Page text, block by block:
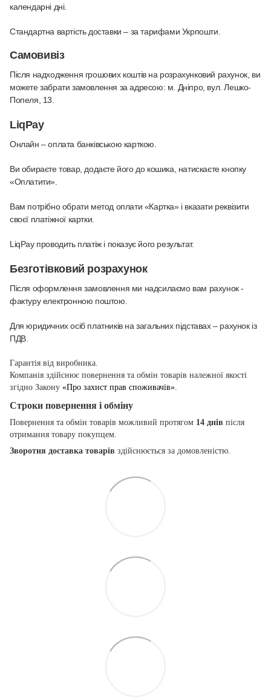
календарні дні.
Стандартна вартість доставки – за тарифами Укрпошти.
Самовивіз
Після надходження грошових коштів на розрахунковий рахунок, ви
можете забрати замовлення за адресою: м. Дніпро, вул. Лешко-
Попеля, 13.
LiqPay
Онлайн – оплата банківською карткою
Ви обираєте товар, додаєте його до кошика, натискаєте кнопку
«Оплатити».
Вам потрібно обрати метод оплати «Картка» і вказати реквізити
своєї платіжної картки.
LiqPay проводить платіж і показує його результат.
Безготівковий розрахунок
Після оформлення замовлення ми надсилаємо вам рахунок -
фактуру електронною поштою.
Для юридичних осіб платників на загальних підставах – рахунок із
ПДВ.
Гарантія від виробника.
Компанія здійснює повернення та обмін товарів належної якості
згідно Закону «Про захист прав споживачів»
Строки повернення і обміну
Повернення та обмін товарів можливий протягом 14 днів після
отримання товару покупцем.
Зворотня доставка товарів здійснюється за домовленістю.